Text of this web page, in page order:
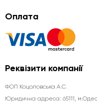
Оплата
Реквізити компанії
ФОП Коцоловська А.С.
Юридична aдреса: 65111,